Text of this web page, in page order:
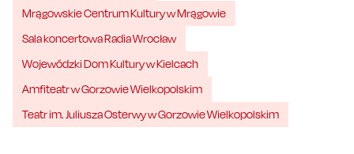
Mrągowskie Centrum Kultury w Mrągowie
Sala koncertowa Radia Wrocław
Wojewódzki Dom Kultury w Kielcach
Amfiteatr w Gorzowie Wielkopolskim
Teatr im. Juliusza Osterwy w Gorzowie Wielkopolskim